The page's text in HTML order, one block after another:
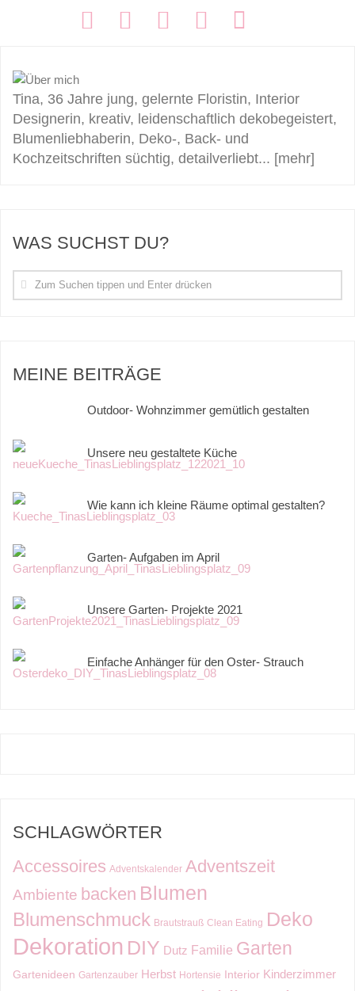
Tina, 36 Jahre jung, gelernte Floristin, Interior
Designerin, kreativ, leidenschaftlich dekobegeistert,
Blumenliebhaberin, Deko-, Back- und
Kochzeitschriften süchtig, detailverliebt... [mehr]
WAS SUCHST DU?
MEINE BEITRÄGE
Outdoor- Wohnzimmer gemütlich gestalten
Unsere neu gestaltete Küche
Wie kann ich kleine Räume optimal gestalten?
Garten- Aufgaben im April
Unsere Garten- Projekte 2021
Einfache Anhänger für den Oster- Strauch
SCHLAGWÖRTER
Accessoires Adventskalender Adventszeit
Ambiente backen Blumen
Blumenschmuck Brautstrauß Clean Eating Deko
Dekoration DIY Dutz Familie Garten
Gartenideen Gartenzauber Herbst Hortensie Interior Kinderzimmer